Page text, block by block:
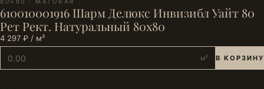
610010001916 Шарм Делюкс Инвизибл Уайт 80
Рет Рект. Натуральный 80х80
4 297 ₽ / м²
м² В КОРЗИНУ